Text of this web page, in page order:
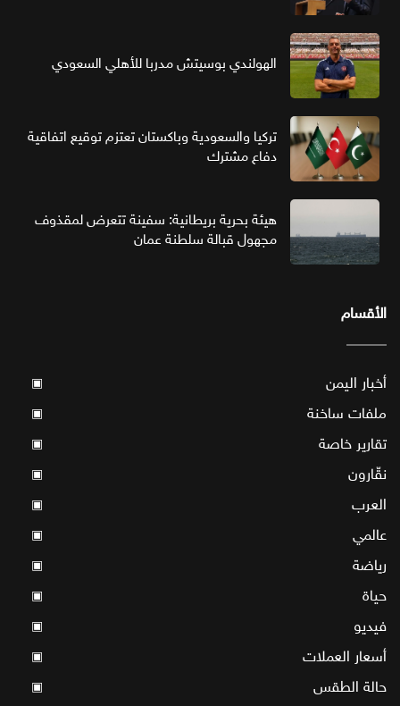
الهولندي بوسيتش مدربا للأهلي السعودي
تركيا والسعودية وباكستان تعتزم توقيع اتفاقية
دفاع مشترك
هيئة بحرية بريطانية: سفينة تتعرض لمقذوف
مجهول قبالة سلطنة عمان
الأقسام
أخبار اليمن ▣
ملفات ساخنة ▣
تقارير خاصة ▣
نقّارون ▣
العرب ▣
عالمي ▣
رياضة ▣
حياة ▣
فيديو ▣
أسعار العملات ▣
حالة الطقس ▣